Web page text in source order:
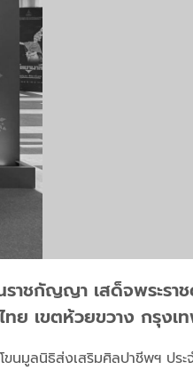
าชกัญญา เสด็จพระราช
ย เขตห้วยขวาง กรุงเ
นมูลนิธิส่งเสริมศิลปาชีพฯ ประ